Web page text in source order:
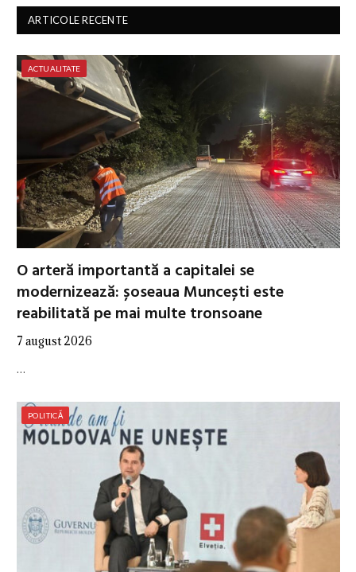
ARTICOLE RECENTE
ACTUALITATE
O arteră importantă a capitalei se
modernizează: șoseaua Muncești este
reabilitată pe mai multe tronsoane
7 august 2026
…
POLITICĂ